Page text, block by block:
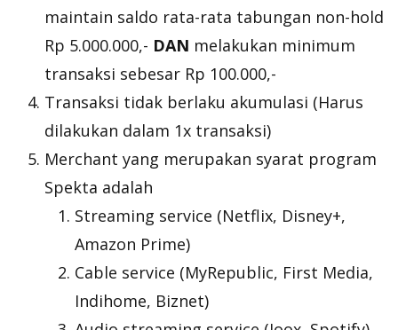
maintain saldo rata-rata tabungan non-hold
Rp 5.000.000,- DAN melakukan minimum
transaksi sebesar Rp 100.000,-
Transaksi tidak berlaku akumulasi (Harus
dilakukan dalam 1x transaksi)
Merchant yang merupakan syarat program
Spekta adalah
Streaming service (Netflix, Disney+,
Amazon Prime)
Cable service (MyRepublic, First Media,
Indihome, Biznet)